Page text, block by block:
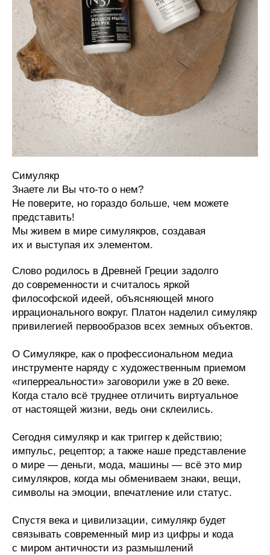
Симулякр
Знаете ли Вы что-то о нем?
Не поверите, но гораздо больше, чем можете
представить!
Мы живем в мире симулякров, создавая
их и выступая их элементом.
Слово родилось в Древней Греции задолго
до современности и считалось яркой
философской идеей, объясняющей много
иррационального вокруг. Платон наделил симулякр
привилегией первообразов всех земных объектов.
О Симулякре, как о профессиональном медиа
инструменте наряду с художественным приемом
«гиперреальности» заговорили уже в 20 веке.
Когда стало всё труднее отличить виртуальное
от настоящей жизни, ведь они склеились.
Сегодня симулякр и как триггер к действию;
импульс, рецептор; а также наше представление
о мире — деньги, мода, машины — всё это мир
симулякров, когда мы обмениваем знаки, вещи,
символы на эмоции, впечатление или статус.
Спустя века и цивилизации, симулякр будет
связывать современный мир из цифры и кода
с миром античности из размышлений